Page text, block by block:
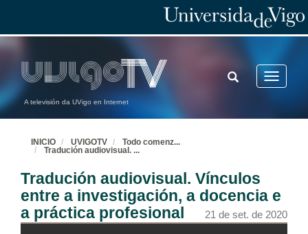
A televisión da UVigo en Internet
Toggle
TOGGLE
SEARCH
INICIO UVIGOTV Todo comenz...
Tradución audiovisual. ...
Tradución audiovisual. Vínculos
entre a investigación, a docencia e
a práctica profesional
21 de set. de 2020